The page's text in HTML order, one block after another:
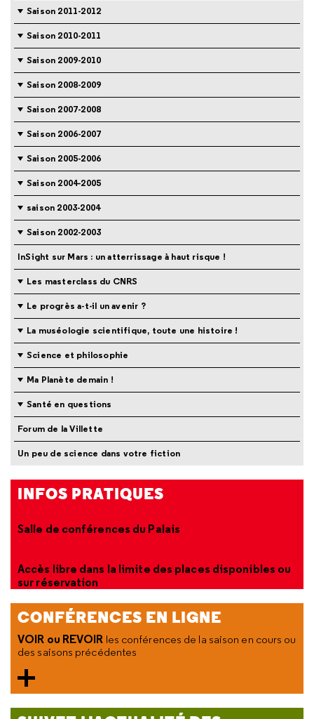
Saison 2011-2012
Saison 2010-2011
Saison 2009-2010
Saison 2008-2009
Saison 2007-2008
Saison 2006-2007
Saison 2005-2006
Saison 2004-2005
saison 2003-2004
Saison 2002-2003
InSight sur Mars : un atterrissage à haut risque !
Les masterclass du CNRS
Le progrès a-t-il un avenir ?
La muséologie scientifique, toute une histoire !
Science et philosophie
Ma Planète demain !
Santé en questions
Forum de la Villette
Un peu de science dans votre fiction
INFOS PRATIQUES
Salle de conférences du Palais
Accès libre dans la limite des places disponibles ou
sur réservation
CONFÉRENCES EN LIGNE
VOIR ou REVOIR les conférences de la saison en cours ou
des saisons précédentes